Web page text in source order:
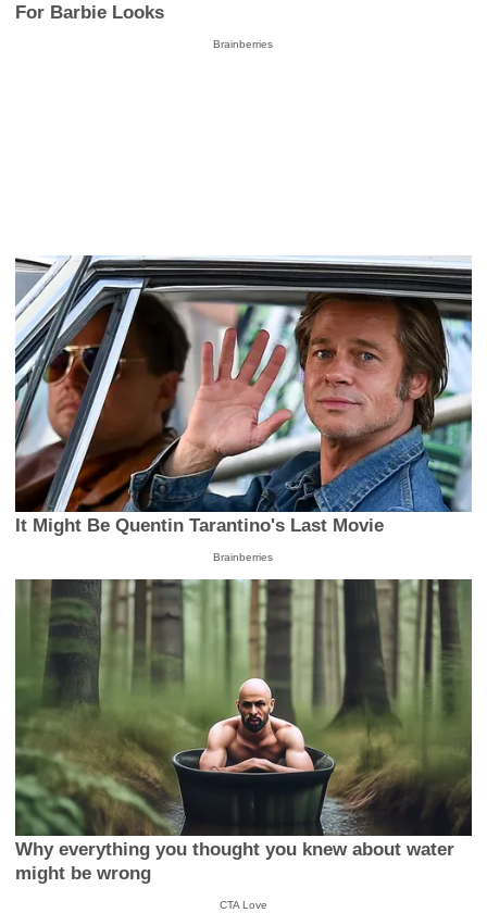
For Barbie Looks
Brainberries
It Might Be Quentin Tarantino's Last Movie
Brainberries
Why everything you thought you knew about water
might be wrong
CTA Love